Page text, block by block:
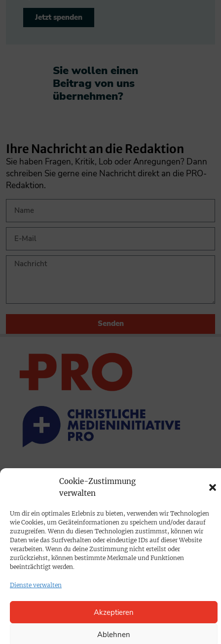
Cookie-Zustimmung
verwalten
Um dir ein optimales Erlebnis zu bieten, verwenden wir Technologien
wie Cookies, um Geräteinformationen zu speichern und/oder darauf
zuzugreifen. Wenn du diesen Technologien zustimmst, können wir
Daten wie das Surfverhalten oder eindeutige IDs auf dieser Website
verarbeiten. Wenn du deine Zustimmung nicht erteilst oder
zurückziehst, können bestimmte Merkmale und Funktionen
beeinträchtigt werden.
Dienste verwalten
Akzeptieren
Ablehnen
Jetzt spenden
Sie wollen einen
Beitrag von uns
übernehmen?​
Ihre Nachricht an die Redaktion
Sie haben Fragen, Kritik, Lob oder Anregungen? Dann
schreiben Sie gerne eine Nachricht direkt an die PRO-
Redaktion.
Senden
Mediadaten
PROKOMPAKT
Impressum
SPENDEN
KONTAKT
Cookie-Richtlinie